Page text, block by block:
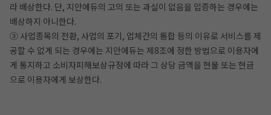
라 배상한다. 단, 지안에듀의 고의 또는 과실이 없음을 입증하는 경우에는
배상하지 아니한다.
③ 사업종목의 전환, 사업의 포기, 업체간의 통합 등의 이유로 서비스를 제
공할 수 없게 되는 경우에는 지안에듀는 제8조에 정한 방법으로 이용자에
게 통지하고 소비자피해보상규정에 따라 그 상당 금액을 현물 또는 현금
으로 이용자에게 보상한다.